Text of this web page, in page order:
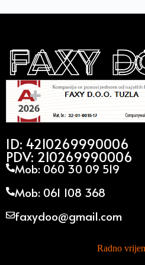
ID: 4210269990006
PDV: 210269990006
Mob: 060 30 09 519
Mob: 061 108 368
faxydoo@gmail.com
Radno